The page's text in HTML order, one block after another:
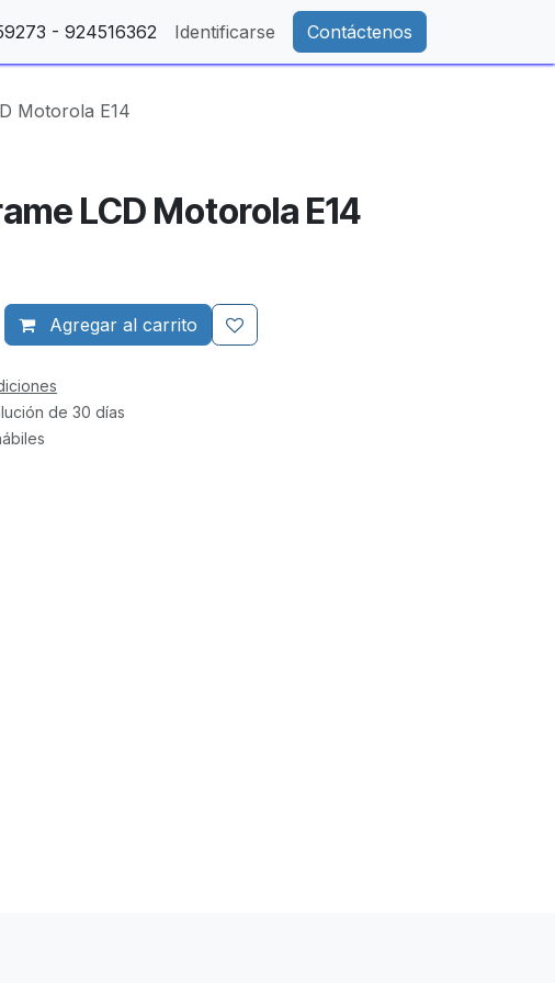
- 924516362 Identificarse Contáctenos
Motorola E14
LCD Motorola E14
Agregar al carrito
de 30 días